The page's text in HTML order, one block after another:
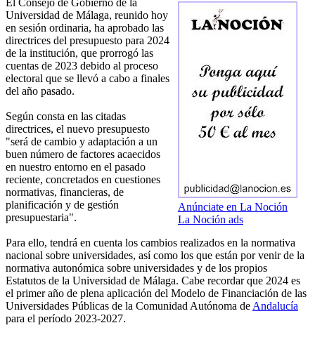
Anúnciate en La Noción
La Noción ads
El Consejo de Gobierno de la
Universidad de Málaga, reunido hoy
en sesión ordinaria, ha aprobado las
directrices del presupuesto para 2024
de la institución, que prorrogó las
cuentas de 2023 debido al proceso
electoral que se llevó a cabo a finales
del año pasado.
Según consta en las citadas
directrices, el nuevo presupuesto
"será de cambio y adaptación a un
buen número de factores acaecidos
en nuestro entorno en el pasado
reciente, concretados en cuestiones
normativas, financieras, de
planificación y de gestión
presupuestaria".
Para ello, tendrá en cuenta los cambios realizados en la normativa
nacional sobre universidades, así como los que están por venir de la
normativa autonómica sobre universidades y de los propios
Estatutos de la Universidad de Málaga. Cabe recordar que 2024 es
el primer año de plena aplicación del Modelo de Financiación de las
Universidades Públicas de la Comunidad Autónoma de Andalucía
para el período 2023-2027.